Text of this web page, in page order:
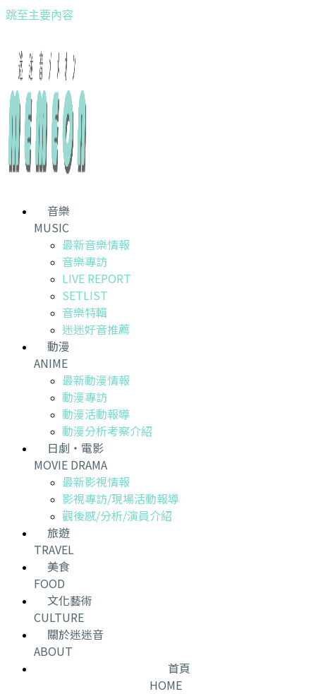
跳至主要內容
音樂
MUSIC
最新音樂情報
音樂專訪
LIVE REPORT
SETLIST
音樂特輯
迷迷好音推薦
動漫
ANIME
最新動漫情報
動漫專訪
動漫活動報導
動漫分析考察介紹
日劇・電影
MOVIE DRAMA
最新影視情報
影視專訪/現場活動報導
觀後感/分析/演員介紹
旅遊
TRAVEL
美食
FOOD
文化藝術
CULTURE
關於迷迷音
ABOUT
首頁
HOME